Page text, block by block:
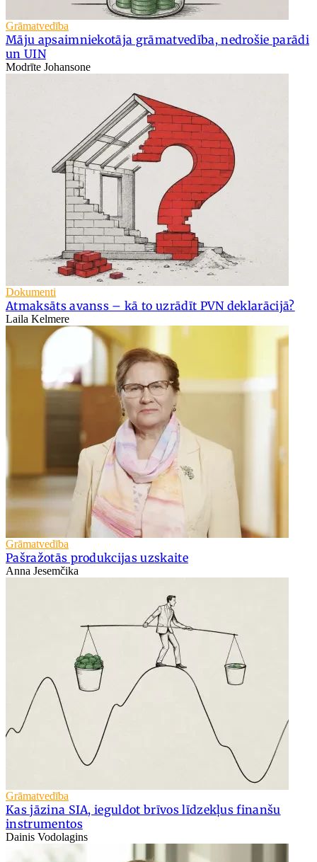
Grāmatvedība
Māju apsaimniekotāja grāmatvedība, nedrošie parādi
un UIN
Modrīte Johansone
Dokumenti
Atmaksāts avanss – kā to uzrādīt PVN deklarācijā?
Laila Kelmere
Grāmatvedība
Pašražotās produkcijas uzskaite
Anna Jesemčika
Grāmatvedība
Kas jāzina SIA, ieguldot brīvos līdzekļus finanšu
instrumentos
Dainis Vodolagins